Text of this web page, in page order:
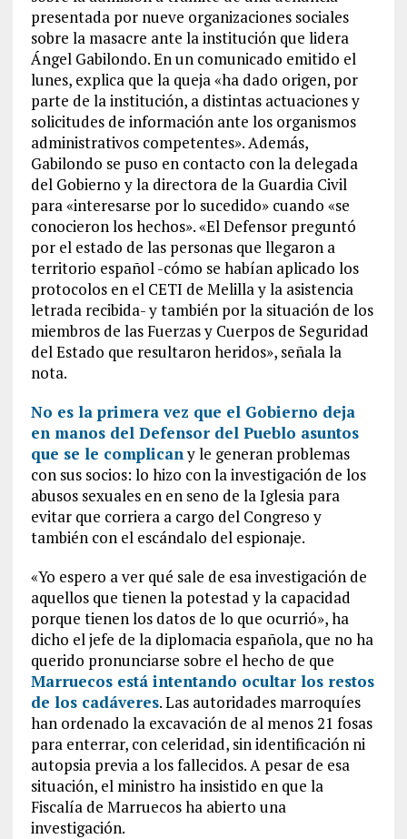
presentada por nueve organizaciones sociales
sobre la masacre ante la institución que lidera
Ángel Gabilondo. En un comunicado emitido el
lunes, explica que la queja «ha dado origen, por
parte de la institución, a distintas actuaciones y
solicitudes de información ante los organismos
administrativos competentes». Además,
Gabilondo se puso en contacto con la delegada
del Gobierno y la directora de la Guardia Civil
para «interesarse por lo sucedido» cuando «se
conocieron los hechos». «El Defensor preguntó
por el estado de las personas que llegaron a
territorio español -cómo se habían aplicado los
protocolos en el CETI de Melilla y la asistencia
letrada recibida- y también por la situación de los
miembros de las Fuerzas y Cuerpos de Seguridad
del Estado que resultaron heridos», señala la
nota.
No es la primera vez que el Gobierno deja
en manos del Defensor del Pueblo asuntos
que se le complicany le generan problemas
con sus socios: lo hizo con la investigación de los
abusos sexuales en en seno de la Iglesia para
evitar que corriera a cargo del Congreso y
también con el escándalo del espionaje.
«Yo espero a ver qué sale de esa investigación de
aquellos que tienen la potestad y la capacidad
porque tienen los datos de lo que ocurrió», ha
dicho el jefe de la diplomacia española, que no ha
querido pronunciarse sobre el hecho de que
Marruecos está intentando ocultar los restos
de los cadáveres. Las autoridades marroquíes
han ordenado la excavación de al menos 21 fosas
para enterrar, con celeridad, sin identificación ni
autopsia previa a los fallecidos. A pesar de esa
situación, el ministro ha insistido en que la
Fiscalía de Marruecos ha abierto una
investigación.